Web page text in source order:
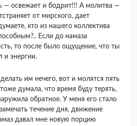
— освежает и бодрит!!! А молитва —
от мирского, дает
кто из нашего коллектива
Если до намаза
то после было ощущение, что ты
и энергии.
им нечего, вот и молятся пять
думала, что время буду терять,
обратное. У меня его стало
течение дня, движение
давал мне новую порцию